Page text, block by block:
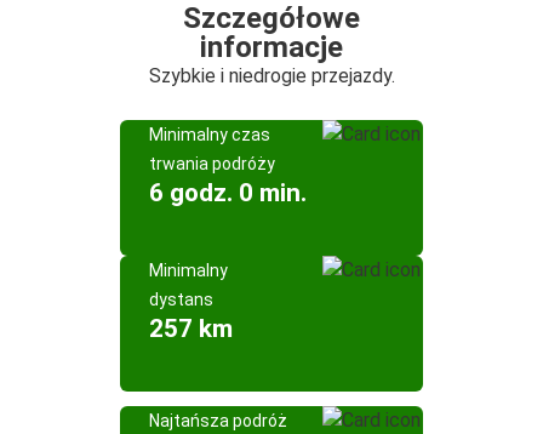
Szczegółowe
informacje
Szybkie i niedrogie przejazdy.
Minimalny czas
trwania podróży
6 godz. 0 min.
Minimalny
dystans
257 km
Najtańsza podróż